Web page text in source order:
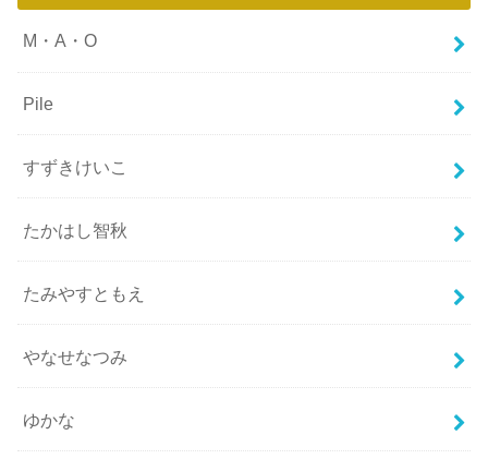
M・A・O
Pile
すずきけいこ
たかはし智秋
たみやすともえ
やなせなつみ
ゆかな